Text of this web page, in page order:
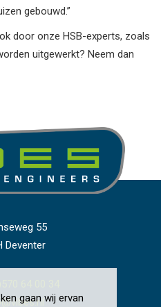
gaan wij ervan
gebouwd.”
door onze HSB-experts, zoals
uitgewerkt? Neem dan
55
Deventer